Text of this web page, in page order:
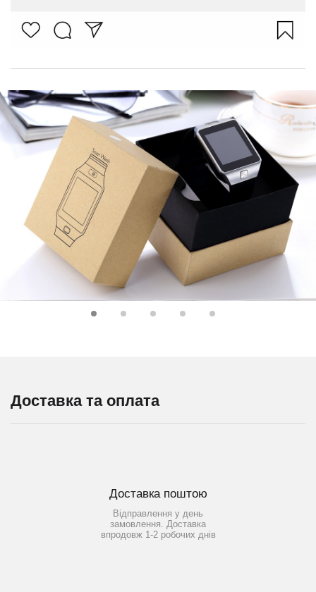
Доставка та оплата
Доставка поштою
Відправлення у день
замовлення. Доставка
впродовж 1-2 робочих днів